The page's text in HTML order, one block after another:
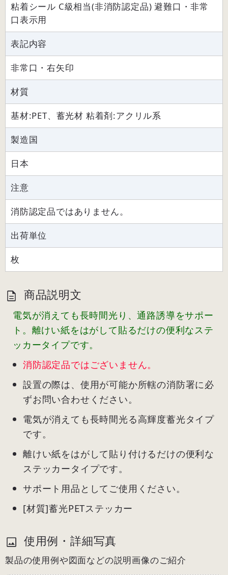
粘着シール C級相当(非消防認定品) 避難口・非常
口表示用
表記内容
非常口・右矢印
材質
基材:PET、蓄光材 粘着剤:アクリル系
製造国
日本
注意
消防認定品ではありません。
出荷単位
枚
商品説明文
電気が消えても長時間光り、通路誘導をサポー
ト。離けい紙をはがして貼るだけの便利なステ
ッカータイプです。
消防認定品ではございません。
設置の際は、使用が可能か所轄の消防署に必
ずお問い合わせください。
電気が消えても長時間光る高輝度蓄光タイプ
です。
離けい紙をはがして貼り付けるだけの便利な
ステッカータイプです。
サポート用品としてご使用ください。
[材質]蓄光PETステッカー
使用例・詳細写真
製品の使用例や図面などの説明画像のご紹介